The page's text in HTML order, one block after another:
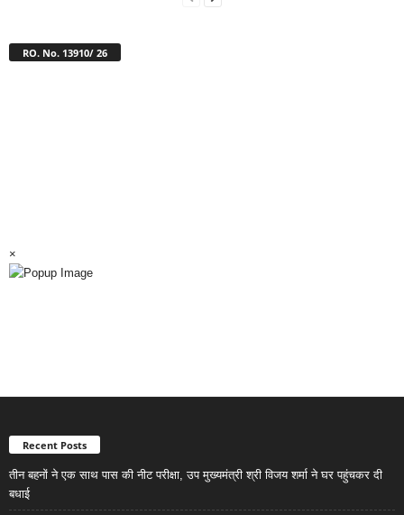
RO. No. 13910/ 26
×
Recent Posts
तीन बहनों ने एक साथ पास की नीट परीक्षा, उप मुख्यमंत्री श्री विजय शर्मा ने घर पहुंचकर दी
बधाई